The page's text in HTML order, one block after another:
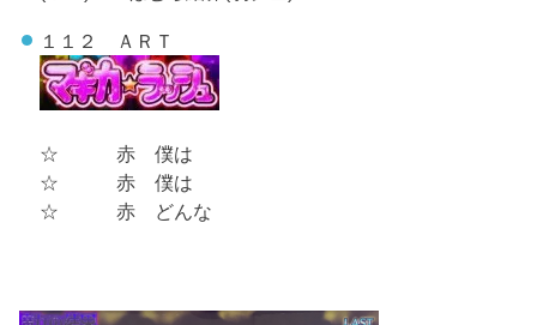
１１２ ＡＲＴ
☆ 赤 僕は
☆ 赤 僕は
☆ 赤 どんな